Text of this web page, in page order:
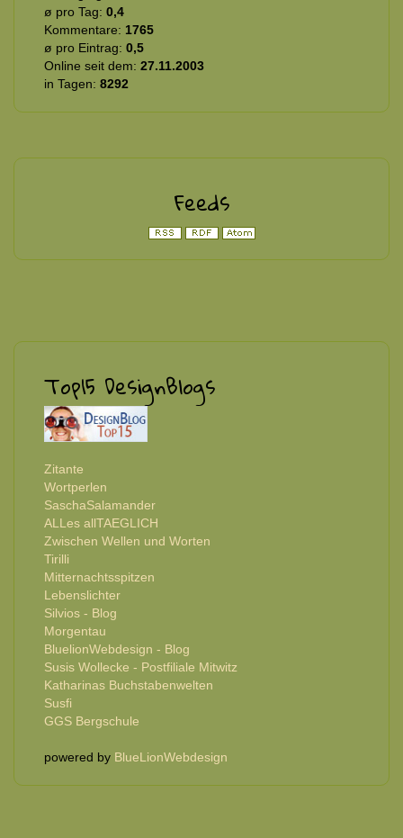
ø pro Tag: 0,4
Kommentare: 1765
ø pro Eintrag: 0,5
Online seit dem: 27.11.2003
in Tagen: 8292
Feeds
Top15 DesignBlogs
Zitante
Wortperlen
SaschaSalamander
ALLes allTAEGLICH
Zwischen Wellen und Worten
Tirilli
Mitternachtsspitzen
Lebenslichter
Silvios - Blog
Morgentau
BluelionWebdesign - Blog
Susis Wollecke - Postfiliale Mitwitz
Katharinas Buchstabenwelten
Susfi
GGS Bergschule
powered by BlueLionWebdesign